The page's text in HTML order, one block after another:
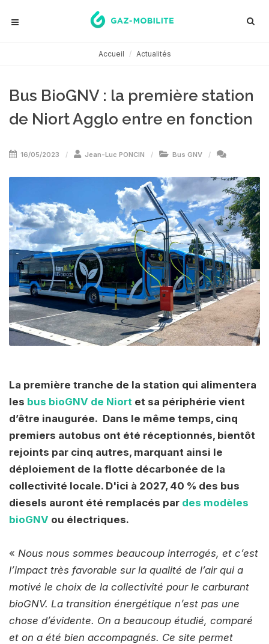
Accueil Actualités
Bus BioGNV : la première station
de Niort Agglo entre en fonction
16/05/2023 Jean-Luc PONCIN Bus GNV
La première tranche de la station qui alimentera
les bus bioGNV de Niort et sa périphérie vient
d’être inaugurée. Dans le même temps, cinq
premiers autobus ont été réceptionnés, bientôt
rejoints par cinq autres, marquant ainsi le
déploiement de la flotte décarbonée de la
collectivité locale. D'ici à 2027, 40 % des bus
diesels auront été remplacés par des modèles
bioGNV ou électriques.
« Nous nous sommes beaucoup interrogés, et c’est
l’impact très favorable sur la qualité de l’air qui a
motivé le choix de la collectivité pour le carburant
bioGNV. La transition énergétique n’est pas une
chose d’évidente. On a beaucoup étudié, comparé
et on a été bien accompagnés. Ce site permet